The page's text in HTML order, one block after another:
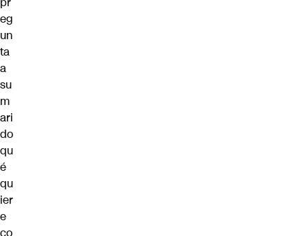
eg
un
ta
a
su
m
ari
do
qu
é
qu
ier
e
co